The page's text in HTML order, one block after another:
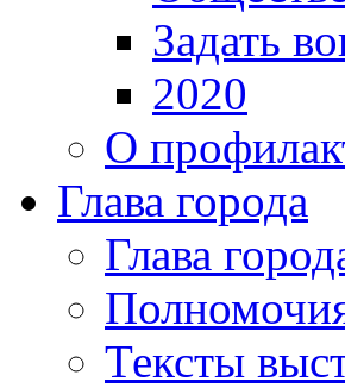
Задать
2020
О
Глава города
Глава
Тексты